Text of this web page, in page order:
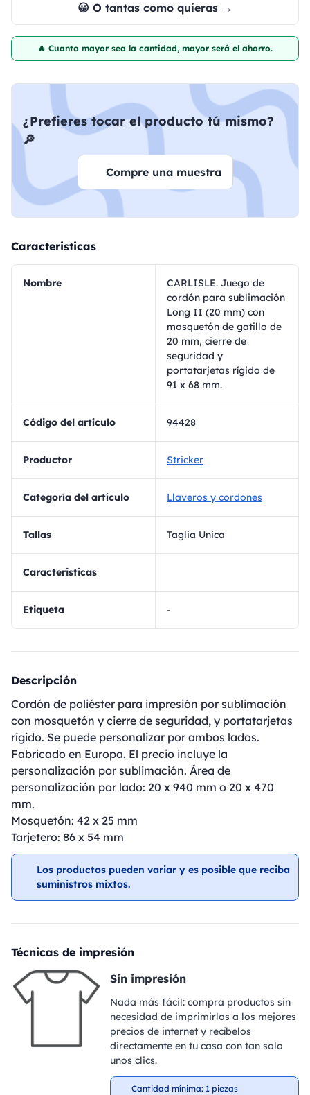
😀 O tantas como quieras →
🔥 Cuanto mayor sea la cantidad, mayor será el ahorro.
¿Prefieres tocar el producto tú mismo?
🔎
Compre una muestra
Caracteristicas
Nombre
CARLISLE. Juego de
cordón para sublimación
Long II (20 mm) con
mosquetón de gatillo de
20 mm, cierre de
seguridad y
portatarjetas rígido de
91 x 68 mm.
Código del artículo 94428
Productor Stricker
Categoría del artículo Llaveros y cordones
Tallas Taglia Unica
Caracteristicas
Etiqueta -
Descripción
Cordón de poliéster para impresión por sublimación
con mosquetón y cierre de seguridad, y portatarjetas
rígido. Se puede personalizar por ambos lados.
Fabricado en Europa. El precio incluye la
personalización por sublimación. Área de
personalización por lado: 20 x 940 mm o 20 x 470
mm.
Mosquetón: 42 x 25 mm
Tarjetero: 86 x 54 mm
Los productos pueden variar y es posible que reciba
suministros mixtos.
Técnicas de impresión
Sin impresión
Nada más fácil: compra productos sin
necesidad de imprimirlos a los mejores
precios de internet y recíbelos
directamente en tu casa con tan solo
unos clics.
Cantidad mínima: 1 piezas